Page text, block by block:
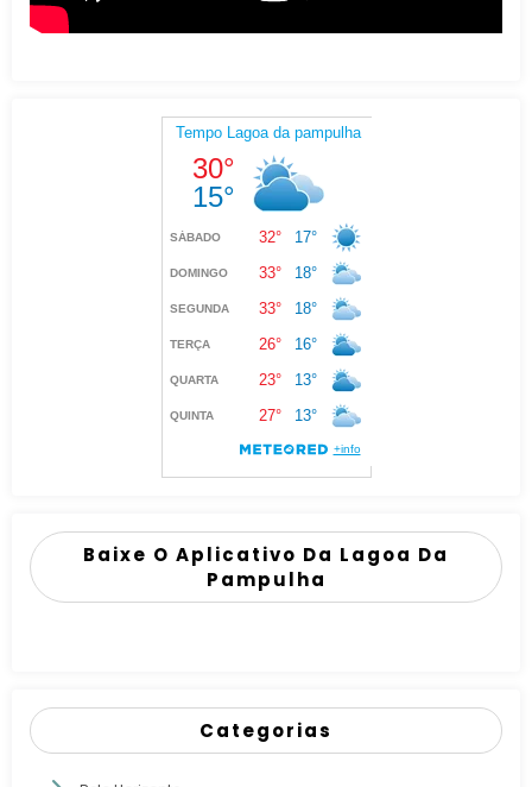
Baixe O Aplicativo Da Lagoa Da
Pampulha
Categorias